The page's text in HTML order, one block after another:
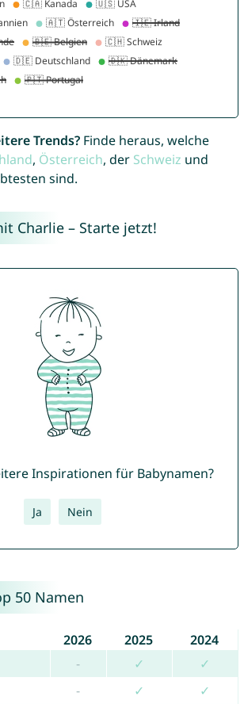
Trends?Finde heraus, welche
, Österreich, der Schweiz und
sind.
Charlie – Starte jetzt!
Inspirationen für Babynamen?
Ja Nein
50 Namen
2026 2025
2024
- ✓
✓
- ✓
✓